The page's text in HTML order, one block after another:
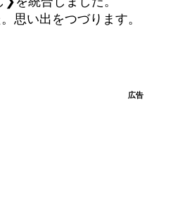
思い出をつづります。
広告